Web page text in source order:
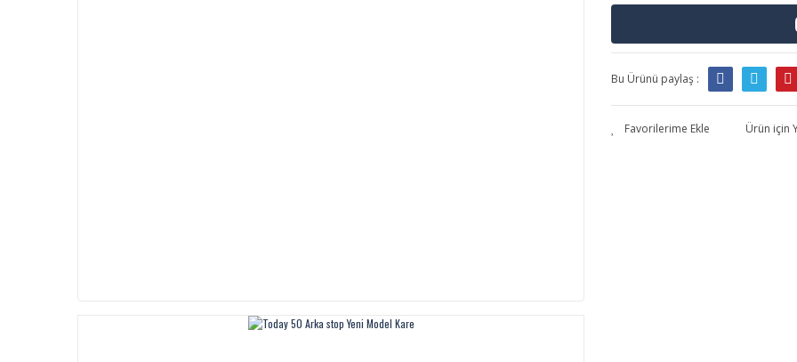
Bu Ürünü paylaş :
Ürün için